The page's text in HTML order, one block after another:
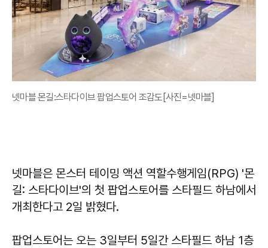
넷마블 몬길:스타다이브 팝업스토어 조감도[사진=넷마블]
넷마블은 몬스터 테이밍 액션 역할수행게임(RPG) '몬
길: 스타다이브'의 첫 팝업스토어를 스타필드 하남에서
개최한다고 2일 밝혔다.
팝업스토어는 오는 3일부터 5일간 스타필드 하남 1층